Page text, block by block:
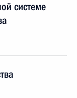
системе